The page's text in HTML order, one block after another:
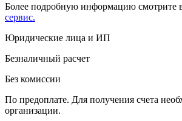
Более подробную информацию смотрите
сервис.
Юридические лица и ИП
Безналичный расчет
Без комиссии
По предоплате. Для получения счета
организации.